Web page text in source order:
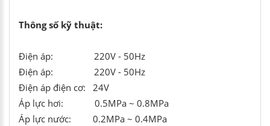
Thông số kỹ thuật:
Điện áp: 220V - 50Hz
Điện áp: 220V - 50Hz
Điện áp điện cơ: 24V
Áp lực hơi: 0.5MPa ~ 0.8MPa
Áp lực nước: 0.2MPa ~ 0.4MPa